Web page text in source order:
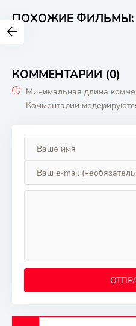
ПОХОЖИЕ ФИЛЬМЫ:
КОММЕНТАРИИ (0)
Минимальная длина
Комментарии